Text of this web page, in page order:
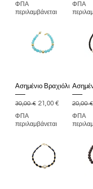
ΦΠΑ
περιλαμβάνεται
ΦΠΑ
Ασημένιο Βραχιόλι
Κανονική τιμή
30,00 € Τιμή Έκπτωσης
21,00 €
ΦΠΑ
περιλαμβάνεται
20,00 €
ΦΠΑ